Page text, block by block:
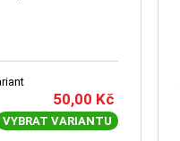
50,00 Kč
VYBRAT VARIANTU